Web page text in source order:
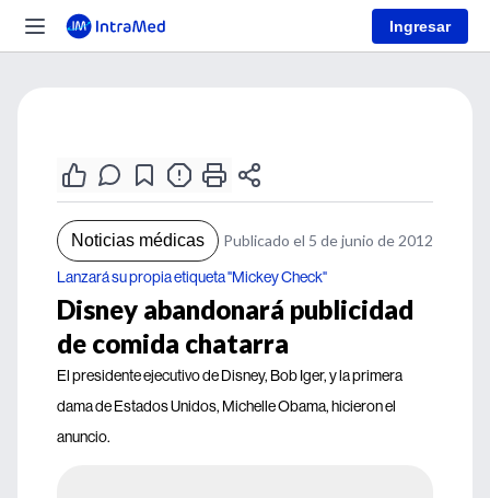
Ingresar
Noticias médicas Publicado el 5 de junio de 2012
Lanzará su propia etiqueta "Mickey Check"
Disney abandonará publicidad
de comida chatarra
El presidente ejecutivo de Disney, Bob Iger, y la primera
dama de Estados Unidos, Michelle Obama, hicieron el
anuncio.